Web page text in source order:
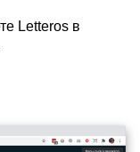
Letteros в